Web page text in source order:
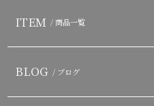
ITEM / 商品一覧
BLOG / ブログ